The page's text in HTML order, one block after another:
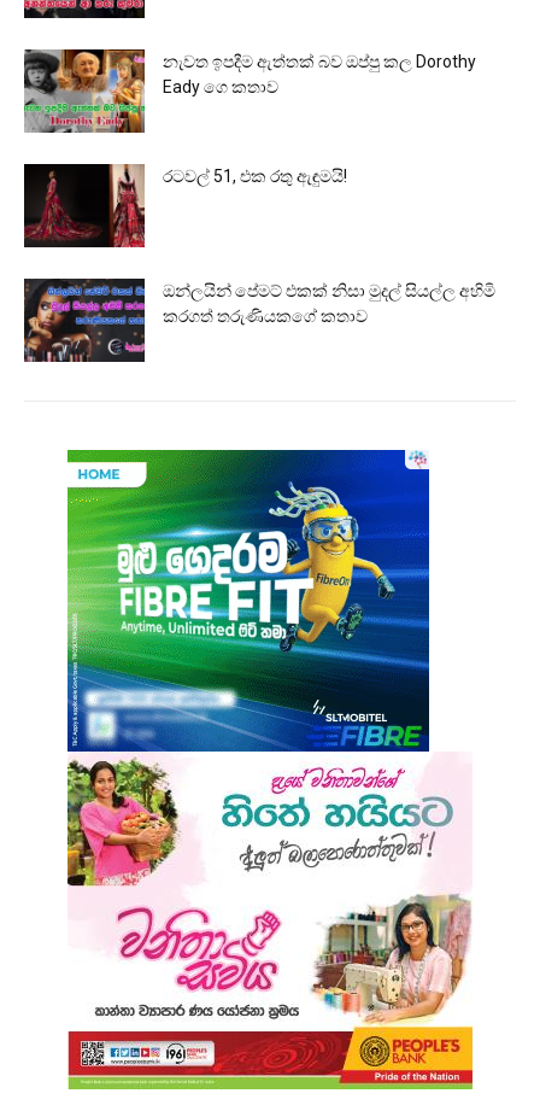
නැවත ඉපදීම ඇත්තක් බව ඔප්පු කල Dorothy
Eady ගෙ කතාව
රටවල් 51, එක රතු ඇඳුමයි!
ඔන්ලයින් පේමට් එකක් නිසා මුදල් සියල්ල අහිමි
කරගත් තරුණියකගේ කතාව